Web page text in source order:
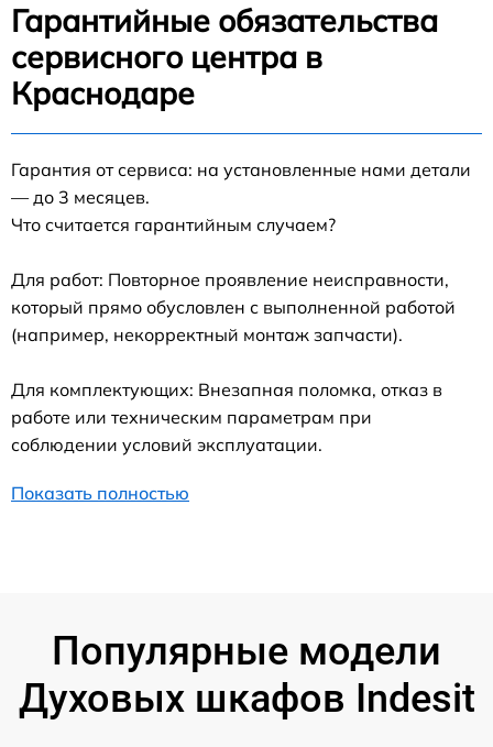
Гарантийные обязательства
сервисного центра в
Краснодаре
Гарантия от сервиса: на установленные нами детали
— до 3 месяцев.
Что считается гарантийным случаем?
Для работ: Повторное проявление неисправности,
который прямо обусловлен с выполненной работой
(например, некорректный монтаж запчасти).
Для комплектующих: Внезапная поломка, отказ в
работе или техническим параметрам при
соблюдении условий эксплуатации.
Показать полностью
Популярные модели
Духовых шкафов Indesit